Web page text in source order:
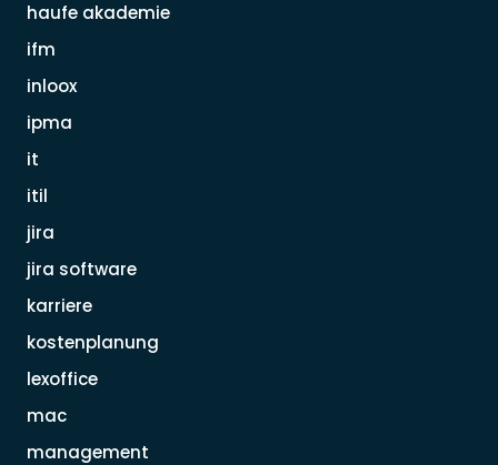
haufe akademie
ifm
inloox
ipma
it
itil
jira
jira software
karriere
kostenplanung
lexoffice
mac
management